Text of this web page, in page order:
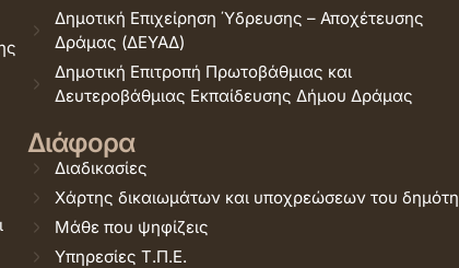
Δημοτική Επιχείρηση Ύδρευσης – Αποχέτευσης
Δράμας (ΔΕΥΑΔ)
Δημοτική Επιτροπή Πρωτοβάθμιας και
Δευτεροβάθμιας Εκπαίδευσης Δήμου Δράμας
Διάφορα
Διαδικασίες
Χάρτης δικαιωμάτων και υποχρεώσεων του δημότη
Μάθε που ψηφίζεις
Υπηρεσίες Τ.Π.Ε.